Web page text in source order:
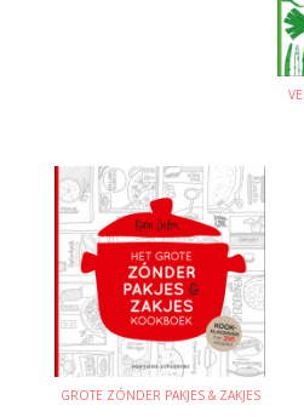
GROTE ZÓNDER PAKJES & ZAKJES